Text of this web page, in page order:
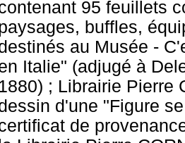
95 feuillets
buffles,
au Musée -
Italie" (adjugé à
1880) ; Librairie Pierre
d'une "Figure
de